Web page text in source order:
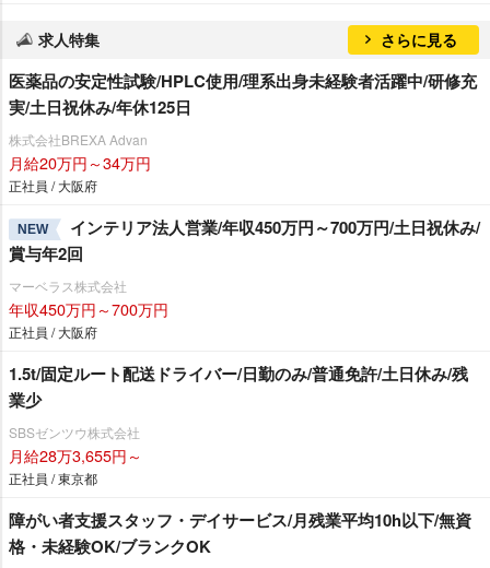
求人特集 さらに見る
医薬品の安定性試験/HPLC使用/理系出身未経験者活躍中/研修充
実/土日祝休み/年休125日
株式会社BREXA Advan
月給20万円～34万円
正社員 / 大阪府
NEW
インテリア法人営業/年収450万円～700万円/土日祝休み/
賞与年2回
マーベラス株式会社
年収450万円～700万円
正社員 / 大阪府
1.5t/固定ルート配送ドライバー/日勤のみ/普通免許/土日休み/残
業少
SBSゼンツウ株式会社
月給28万3,655円～
正社員 / 東京都
障がい者支援スタッフ・デイサービス/月残業平均10h以下/無資
格・未経験OK/ブランクOK